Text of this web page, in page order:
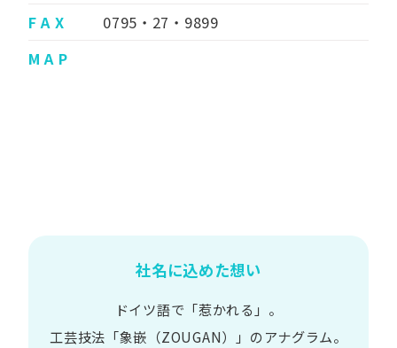
F A X
0795・27・9899
M A P
社名に込めた想い
ドイツ語で​「惹かれる」。
工芸技法​「象嵌​（ZOUGAN）」の​アナグラム。